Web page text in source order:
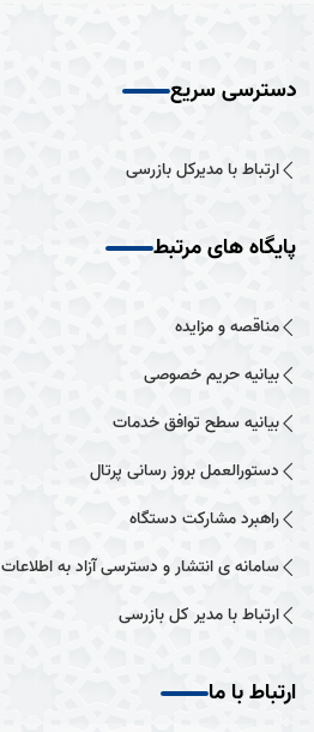
دسترسی سریع
ارتباط با مدیرکل بازرسی
پایگاه های مرتبط
مناقصه و مزایده
بیانیه حریم خصوصی
بیانیه سطح توافق خدمات
دستورالعمل بروز رسانی پرتال
راهبرد مشارکت دستگاه
سامانه ی انتشار و دسترسی آزاد به اطلاعات
ارتباط با مدیر کل بازرسی
ارتباط با ما